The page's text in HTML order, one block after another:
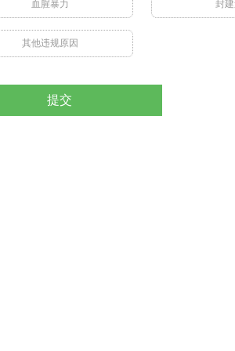
血腥暴力 封
其他违规原因
提交